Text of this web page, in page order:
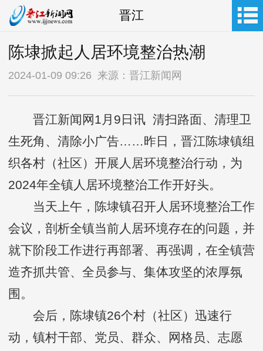
晋江
陈埭掀起人居环境整治热潮
2024-01-09 09:26 来源：晋江新闻网
晋江新闻网1月9日讯 清扫路面、清理卫
生死角、清除小广告……昨日，晋江陈埭镇组
织各村（社区）开展人居环境整治行动，为
2024年全镇人居环境整治工作开好头。
当天上午，陈埭镇召开人居环境整治工作
会议，剖析全镇当前人居环境存在的问题，并
就下阶段工作进行再部署、再强调，在全镇营
造齐抓共管、全员参与、集体攻坚的浓厚氛
围。
会后，陈埭镇26个村（社区）迅速行
动，镇村干部、党员、群众、网格员、志愿